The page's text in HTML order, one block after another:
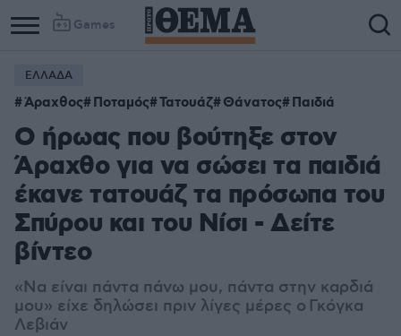
Games
ΕΛΛΑΔΑ
Άραχθος Ποταμός Τατουάζ Θάνατος Παιδιά
Ο ήρωας που βούτηξε στον
Άραχθο για να σώσει τα παιδιά
έκανε τατουάζ τα πρόσωπα του
Σπύρου και του Νίσι - Δείτε
βίντεο
«Να είναι πάντα πάνω μου, πάντα στην καρδιά
μου» είχε δηλώσει πριν λίγες μέρες ο Γκόγκα
Λεβιάν